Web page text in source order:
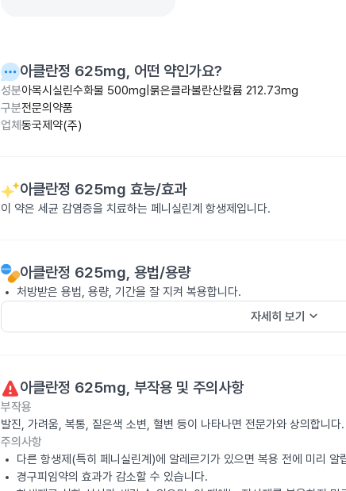
아클란정 625mg, 어떤 약인가요?
성분아목시실린수화물 500mg|묽은클라불란산칼륨 212.73mg
구분전문의약품
업체 동국제약(주)
아클란정 625mg 효능/효과
이 약은 세균 감염증을 치료하는 페니실린계 항생제입니다.
아클란정 625mg, 용법/용량
처방받은 용법, 용량, 기간을 잘 지켜 복용합니다.
자세히 보기 keyboard_arrow_down
아클란정 625mg, 부작용 및 주의사항
부작용
발진, 가려움, 복통, 짙은색 소변, 혈변 등이 나타나면 전문가와 상의합니다.
주의사항
다른 항생제(특히 페니실린계)에 알레르기가 있으면 복용 전에 미리 알
경구피임약의 효과가 감소할 수 있습니다.